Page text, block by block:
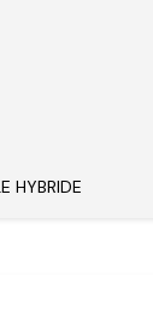
HYBRIDE